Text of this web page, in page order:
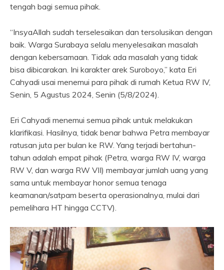
tengah bagi semua pihak.
“InsyaAllah sudah terselesaikan dan tersolusikan dengan
baik. Warga Surabaya selalu menyelesaikan masalah
dengan kebersamaan. Tidak ada masalah yang tidak
bisa dibicarakan. Ini karakter arek Suroboyo,” kata Eri
Cahyadi usai menemui para pihak di rumah Ketua RW IV,
Senin, 5 Agustus 2024, Senin (5/8/2024).
Eri Cahyadi menemui semua pihak untuk melakukan
klarifikasi. Hasilnya, tidak benar bahwa Petra membayar
ratusan juta per bulan ke RW. Yang terjadi bertahun-
tahun adalah empat pihak (Petra, warga RW IV, warga
RW V, dan warga RW VII) membayar jumlah uang yang
sama untuk membayar honor semua tenaga
keamanan/satpam beserta operasionalnya, mulai dari
pemelihara HT hingga CCTV).